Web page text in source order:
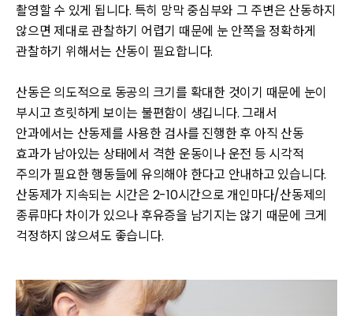
촬영할 수 있게 됩니다. 특히 망막 중심부와 그 주변은 산동하지
않으면 제대로 관찰하기 어렵기 때문에 눈 안쪽을 정확하게
관찰하기 위해서는 산동이 필요합니다.
산동은 의도적으로 동공의 크기를 확대한 것이기 때문에 눈이
부시고 흐릿하게 보이는 불편함이 생깁니다. 그래서
안과에서는 산동제를 사용한 검사를 진행한 후 아직 산동
효과가 남아있는 상태에서 격한 운동이나 운전 등 시각적
주의가 필요한 행동들에 유의해야 한다고 안내하고 있습니다.
산동제가 지속되는 시간은 2-10시간으로 개인마다/산동제의
종류마다 차이가 있으나 후유증을 남기지는 않기 때문에 크게
걱정하지 않으셔도 좋습니다.